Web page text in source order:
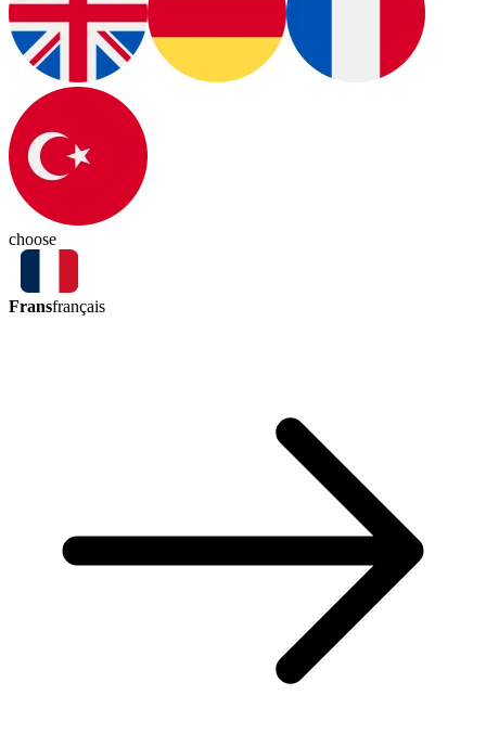
choose
Fransfrançais